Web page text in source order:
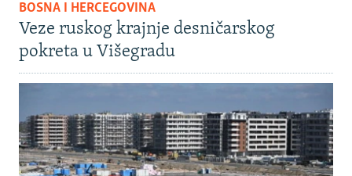
BOSNA I HERCEGOVINA
Veze ruskog krajnje desničarskog
pokreta u Višegradu